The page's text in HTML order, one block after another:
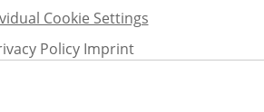
Cookie Settings
Policy Imprint